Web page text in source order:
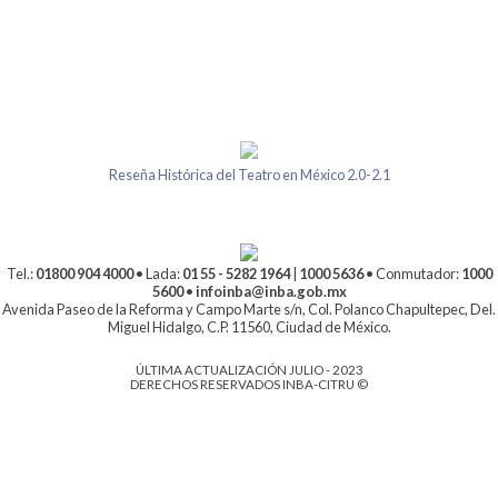
Reseña Histórica del Teatro en México 2.0-2.1
Tel.:01800 904 4000• Lada:01 55 - 5282 1964| 1000 5636• Conmutador:1000
5600•infoinba@inba.gob.mx
Avenida Paseo de la Reforma y Campo Marte s/n, Col. Polanco Chapultepec, Del.
Miguel Hidalgo, C.P. 11560, Ciudad de México.
ÚLTIMA ACTUALIZACIÓN JULIO - 2023
DERECHOS RESERVADOS INBA-CITRU ©